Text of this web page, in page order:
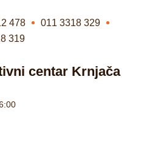
478
011 3318 329
319
centar Krnjača